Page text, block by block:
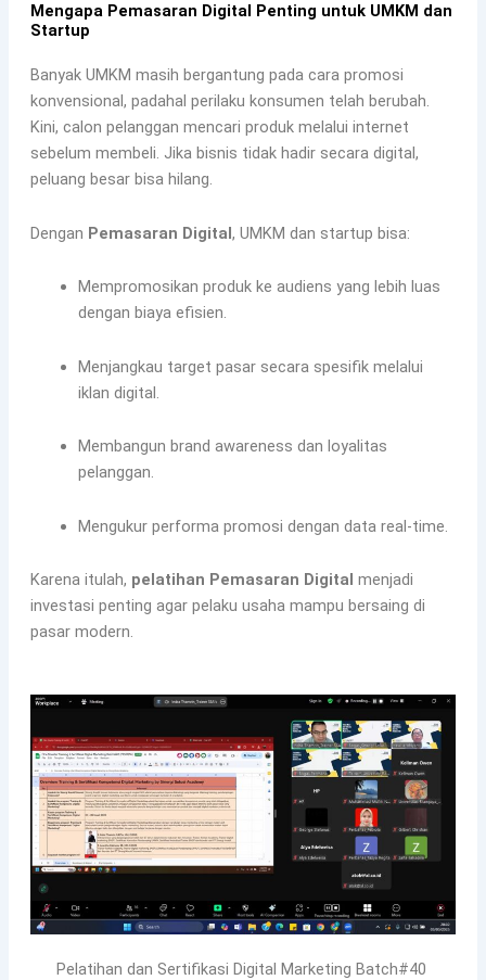
Mengapa Pemasaran Digital Penting untuk UMKM dan
Startup
Banyak UMKM masih bergantung pada cara promosi
konvensional, padahal perilaku konsumen telah berubah.
Kini, calon pelanggan mencari produk melalui internet
sebelum membeli. Jika bisnis tidak hadir secara digital,
peluang besar bisa hilang.
Dengan Pemasaran Digital, UMKM dan startup bisa:
Mempromosikan produk ke audiens yang lebih luas
dengan biaya efisien.
Menjangkau target pasar secara spesifik melalui
iklan digital.
Membangun brand awareness dan loyalitas
pelanggan.
Mengukur performa promosi dengan data real-time.
Karena itulah, pelatihan Pemasaran Digital menjadi
investasi penting agar pelaku usaha mampu bersaing di
pasar modern.
Pelatihan dan Sertifikasi Digital Marketing Batch#40